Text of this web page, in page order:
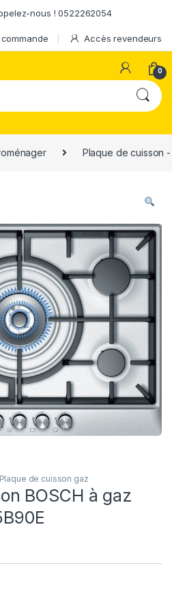
nous ! 0522262054
Accès revendeurs
0
Plaque de cuisson
Plaque de cuisson gaz
BOSCH à gaz